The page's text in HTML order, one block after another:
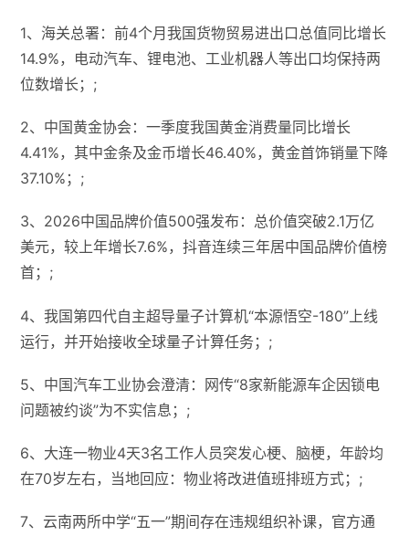
1、海关总署：前4个月我国货物贸易进出口总值同比增长
14.9%，电动汽车、锂电池、工业机器人等出口均保持两
位数增长；;
2、中国黄金协会：一季度我国黄金消费量同比增长
4.41%，其中金条及金币增长46.40%，黄金首饰销量下降
37.10%；;
3、2026中国品牌价值500强发布：总价值突破2.1万亿
美元，较上年增长7.6%，抖音连续三年居中国品牌价值榜
首；;
4、我国第四代自主超导量子计算机“本源悟空-180”上线
运行，并开始接收全球量子计算任务；;
5、中国汽车工业协会澄清：网传“8家新能源车企因锁电
问题被约谈”为不实信息；;
6、大连一物业4天3名工作人员突发心梗、脑梗，年龄均
在70岁左右，当地回应：物业将改进值班排班方式；;
7、云南两所中学“五一”期间存在违规组织补课，官方通